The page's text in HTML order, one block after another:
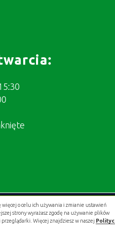
więcej o celu ich używania i zmianie ustawień
strony wyrażasz zgodę na używanie plików
Więcej znajdziesz w naszej
.gold studio digital